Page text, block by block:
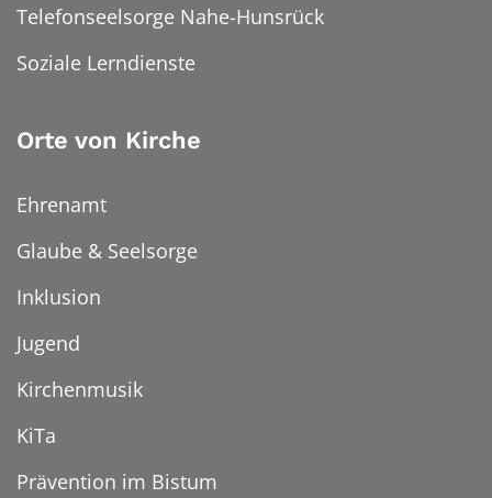
Telefonseelsorge Nahe-Hunsrück
Soziale Lerndienste
Orte von Kirche
Ehrenamt
Glaube & Seelsorge
Inklusion
Jugend
Kirchenmusik
KiTa
Prävention im Bistum